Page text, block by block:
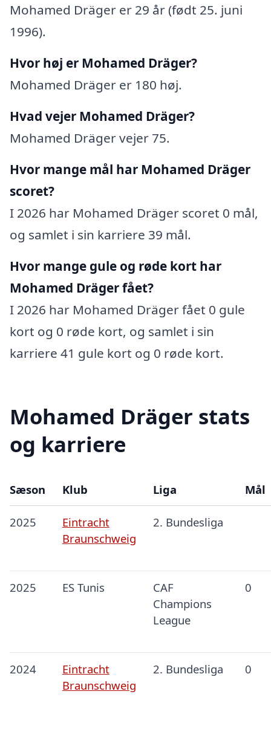
Mohamed Dräger er 29 år (født 25. juni
1996).
Hvor høj er Mohamed Dräger?
Mohamed Dräger er 180 høj.
Hvad vejer Mohamed Dräger?
Mohamed Dräger vejer 75.
Hvor mange mål har Mohamed Dräger
scoret?
I 2026 har Mohamed Dräger scoret 0 mål,
og samlet i sin karriere 39 mål.
Hvor mange gule og røde kort har
Mohamed Dräger fået?
I 2026 har Mohamed Dräger fået 0 gule
kort og 0 røde kort, og samlet i sin
karriere 41 gule kort og 0 røde kort.
Mohamed Dräger stats
og karriere
Sæson Klub Liga Mål
2025
Eintracht
Braunschweig
2. Bundesliga
2025 ES Tunis
CAF
Champions
League
0
2024
Eintracht
Braunschweig
2. Bundesliga 0